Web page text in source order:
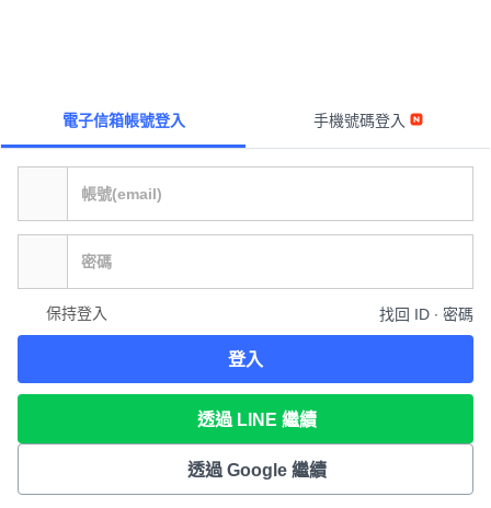
電子信箱帳號登入 手機號碼登入
保持登入 找回 ID ∙ 密碼
登入
透過 LINE 繼續
透過 Google 繼續